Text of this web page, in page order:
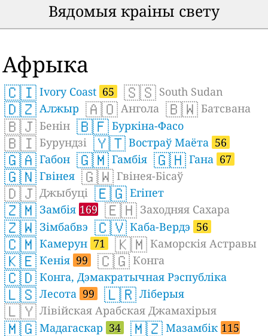
Вядомыя краіны свету
Афрыка
🇨🇮 Ivory Coast 65 🇸🇸 South Sudan
🇩🇿 Алжыр 🇦🇴 Ангола 🇧🇼 Батсвана
🇧🇯 Бенін 🇧🇫 Буркіна-Фасо
🇧🇮 Бурундзі 🇾🇹 Востраў Маёта 56
🇬🇦 Габон 🇬🇲 Гамбія 🇬🇭 Гана 67
🇬🇳 Гвінея 🇬🇼 Гвінея-Бісаў
🇩🇯 Джыбуці 🇪🇬 Егіпет
🇿🇲 Замбія 169 🇪🇭 Заходняя Сахара
🇿🇼 Зімбабвэ 🇨🇻 Каба-Вердэ 56
🇨🇲 Камерун 71 🇰🇲 Каморскія Астравы
🇰🇪 Кенія 99 🇨🇬 Конга
🇨🇩 Конга, Дэмакратычная Рэспубліка
🇱🇸 Лесота 99 🇱🇷 Ліберыя
🇱🇾 Лівійская Арабская Джамахірыя
🇲🇬 Мадагаскар 34 🇲🇿 Мазамбік 115